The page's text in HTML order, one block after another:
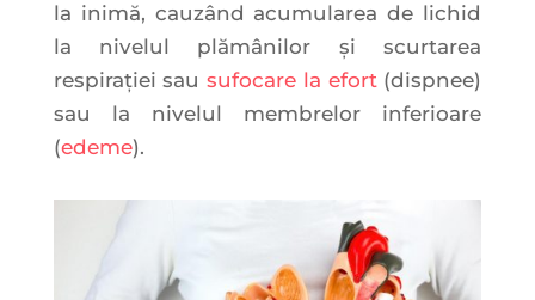
la inimă, cauzând acumularea de lichid
la nivelul plămânilor și scurtarea
respirației sausufocare la efort(dispnee)
sau la nivelul membrelor inferioare
(edeme).